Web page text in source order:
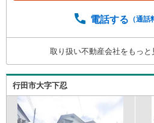
プランナーと無料相談。ロ
宅地建物取引士やファイナ
ンアドバイザーなど、専門資
しております。お客様から
待ちしております。
電話する （通話
取り扱い不動産会社をもっと
行田市大字下忍